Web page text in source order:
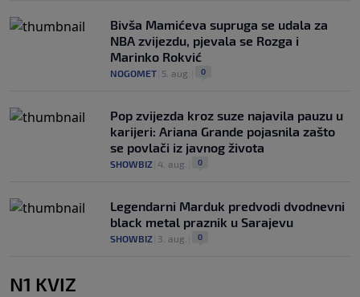
Bivša Mamićeva supruga se udala za
NBA zvijezdu, pjevala se Rozga i
Marinko Rokvić
NOGOMET 5. aug. 0
Pop zvijezda kroz suze najavila pauzu u
karijeri: Ariana Grande pojasnila zašto
se povlači iz javnog života
SHOWBIZ 4. aug. 0
Legendarni Marduk predvodi dvodnevni
black metal praznik u Sarajevu
SHOWBIZ 3. aug. 0
N1 KVIZ